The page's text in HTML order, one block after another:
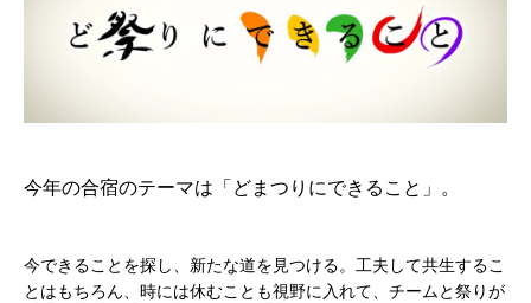
今年の合宿のテーマは「どまつりにできること」。
今できることを探し、新たな道を見つける。工夫して共生するこ
とはもちろん、時には休むことも視野に入れて、チームと祭りが